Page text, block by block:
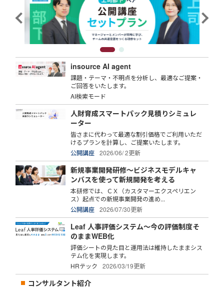
insource AI agent
課題・テーマ・不明点を分析し、最適なご提案・
ご回答をいたします。
AI検索モード
人財育成スマートパック見積りシミュレ
ーター
皆さまに代わって最適な割引価格でご利用いただ
けるプランを計算し、ご提案いたします。
公開講座
2026/06/ 2更新
新規事業開発研修～ビジネスモデルキャ
ンバスを使って新規開発を考える
本研修では、ＣＸ（カスタマーエクスペリエン
ス）起点での新規事業開発の進め...
公開講座
2026/07/30更新
Leaf 人事評価システム～今の評価制度そ
のままWEB化
評価シートの見た目と運用法は維持したままシス
テム化を実現します。
HRテック
2026/03/19更新
コンサルタント紹介